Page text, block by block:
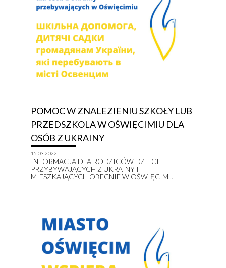
POMOC W ZNALEZIENIU SZKOŁY LUB
PRZEDSZKOLA W OŚWIĘCIMIU DLA
OSÓB Z UKRAINY
15.03.2022
INFORMACJA DLA RODZICÓW DZIECI
PRZYBYWAJĄCYCH Z UKRAINY I
MIESZKAJĄCYCH OBECNIE W OŚWIĘCIM...